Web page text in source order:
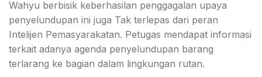
Wahyu berbisik keberhasilan penggagalan upaya
penyelundupan ini juga Tak terlepas dari peran
Intelijen Pemasyarakatan. Petugas mendapat informasi
terkait adanya agenda penyelundupan barang
terlarang ke bagian dalam lingkungan rutan.